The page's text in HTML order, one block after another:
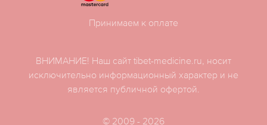
ВНИМАНИЕ! Наш сайт tibet-medicine.ru, носит
исключительно информационный характер и не
является публичной офертой.
© 2009 - 2026
Принимаем к оплате